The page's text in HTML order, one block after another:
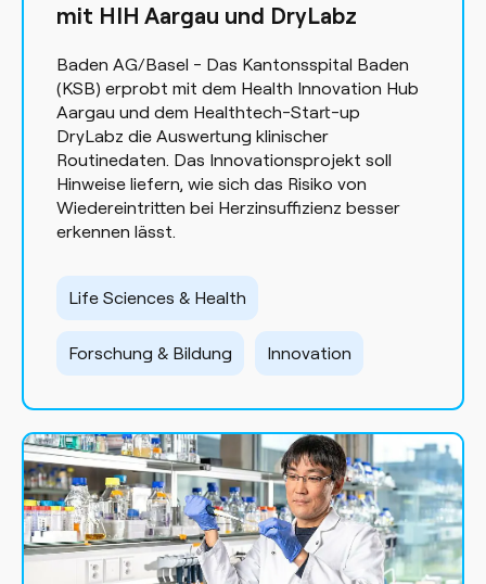
mit HIH Aargau und DryLabz
Baden AG/Basel - Das Kantonsspital Baden
(KSB) erprobt mit dem Health Innovation Hub
Aargau und dem Healthtech-Start-up
DryLabz die Auswertung klinischer
Routinedaten. Das Innovationsprojekt soll
Hinweise liefern, wie sich das Risiko von
Wiedereintritten bei Herzinsuffizienz besser
erkennen lässt.
Life Sciences & Health
Forschung & Bildung Innovation